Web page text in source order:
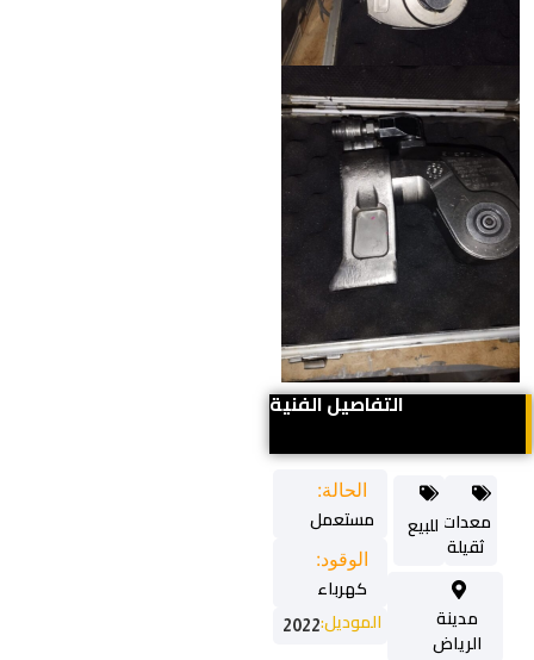
التفاصيل الفنية
الحالة:
مستعمل
الوقود:
كهرباء
الموديل:2022
مدينة
الرياض
معدات
ثقيلة
للبيع